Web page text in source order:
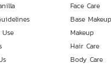
Face Care
Base Makeup
Makeup
Hair Care
Body Care